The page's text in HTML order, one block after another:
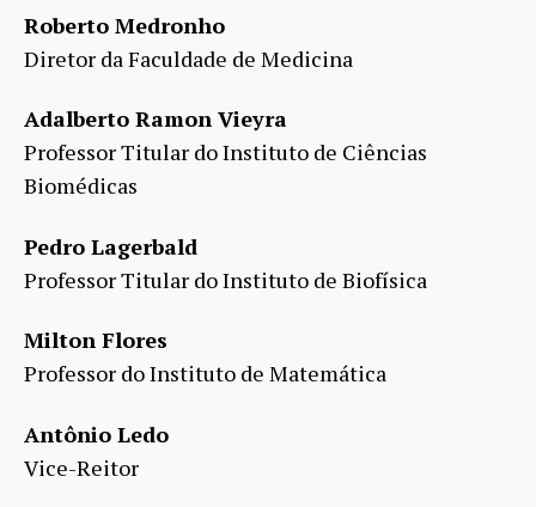
Roberto Medronho
Diretor da Faculdade de Medicina
Adalberto Ramon Vieyra
Professor Titular do Instituto de Ciências
Biomédicas
Pedro Lagerbald
Professor Titular do Instituto de Biofísica
Milton Flores
Professor do Instituto de Matemática
Antônio Ledo
Vice-Reitor